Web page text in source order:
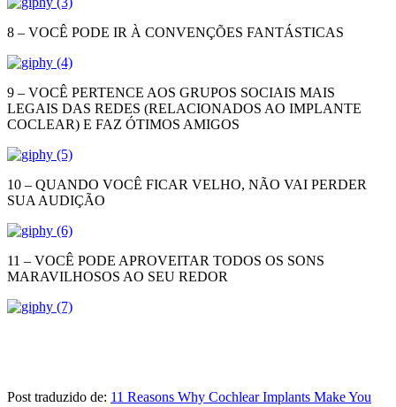
8 – VOCÊ PODE IR À CONVENÇÕES FANTÁSTICAS
9 – VOCÊ PERTENCE AOS GRUPOS SOCIAIS MAIS
LEGAIS DAS REDES (RELACIONADOS AO IMPLANTE
COCLEAR) E FAZ ÓTIMOS AMIGOS
10 – QUANDO VOCÊ FICAR VELHO, NÃO VAI PERDER
SUA AUDIÇÃO
11 – VOCÊ PODE APROVEITAR TODOS OS SONS
MARAVILHOSOS AO SEU REDOR
Post traduzido de: 11 Reasons Why Cochlear Implants Make You